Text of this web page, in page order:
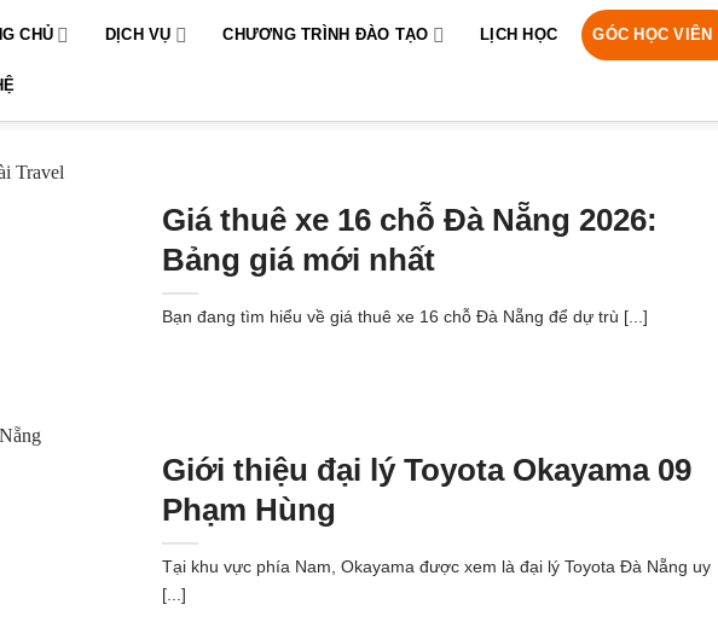
CHỦ DỊCH VỤ CHƯƠNG TRÌNH ĐÀO TẠO LỊCH HỌC GÓC HỌC VIÊN
Giá thuê xe 16 chỗ Đà Nẵng 2026:
Bảng giá mới nhất
Bạn đang tìm hiểu về giá thuê xe 16 chỗ Đà Nẵng để dự trù [...]
Giới thiệu đại lý Toyota Okayama 09
Phạm Hùng
Tại khu vực phía Nam, Okayama được xem là đại lý Toyota Đà Nẵng uy
[...]